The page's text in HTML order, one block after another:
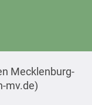
Mecklenburg-
mv.de)